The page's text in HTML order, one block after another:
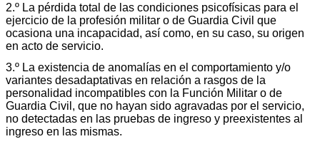
2.º La pérdida total de las condiciones psicofísicas para el
ejercicio de la profesión militar o de Guardia Civil que
ocasiona una incapacidad, así como, en su caso, su origen
en acto de servicio.
3.º La existencia de anomalías en el comportamiento y/o
variantes desadaptativas en relación a rasgos de la
personalidad incompatibles con la Función Militar o de
Guardia Civil, que no hayan sido agravadas por el servicio,
no detectadas en las pruebas de ingreso y preexistentes al
ingreso en las mismas.